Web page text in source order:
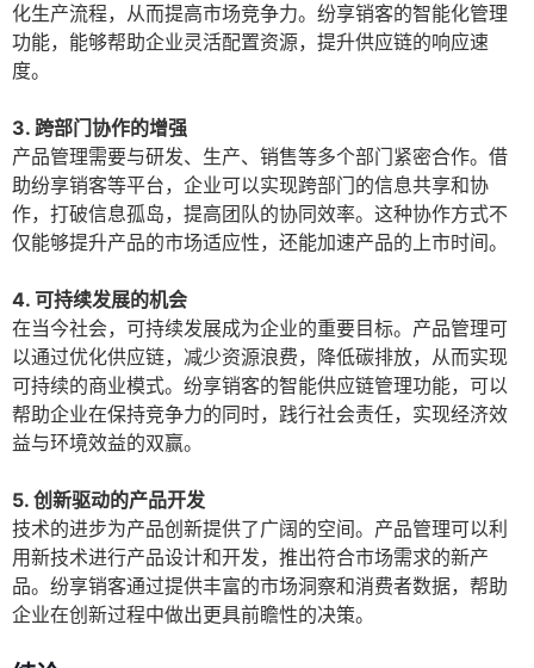
化生产流程，从而提高市场竞争力。纷享销客的智能化管理
功能，能够帮助企业灵活配置资源，提升供应链的响应速
度。
3. 跨部门协作的增强
产品管理需要与研发、生产、销售等多个部门紧密合作。借
助纷享销客等平台，企业可以实现跨部门的信息共享和协
作，打破信息孤岛，提高团队的协同效率。这种协作方式不
仅能够提升产品的市场适应性，还能加速产品的上市时间。
4. 可持续发展的机会
在当今社会，可持续发展成为企业的重要目标。产品管理可
以通过优化供应链，减少资源浪费，降低碳排放，从而实现
可持续的商业模式。纷享销客的智能供应链管理功能，可以
帮助企业在保持竞争力的同时，践行社会责任，实现经济效
益与环境效益的双赢。
5. 创新驱动的产品开发
技术的进步为产品创新提供了广阔的空间。产品管理可以利
用新技术进行产品设计和开发，推出符合市场需求的新产
品。纷享销客通过提供丰富的市场洞察和消费者数据，帮助
企业在创新过程中做出更具前瞻性的决策。